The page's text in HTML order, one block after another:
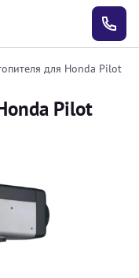
для Honda Pilot
Pilot